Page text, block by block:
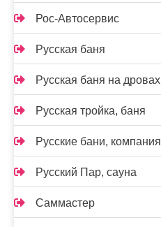
Рос-Автосервис
Русская баня
Русская баня на дровах
Русская тройка, баня
Русские бани, компания
Русский Пар, сауна
Саммастер